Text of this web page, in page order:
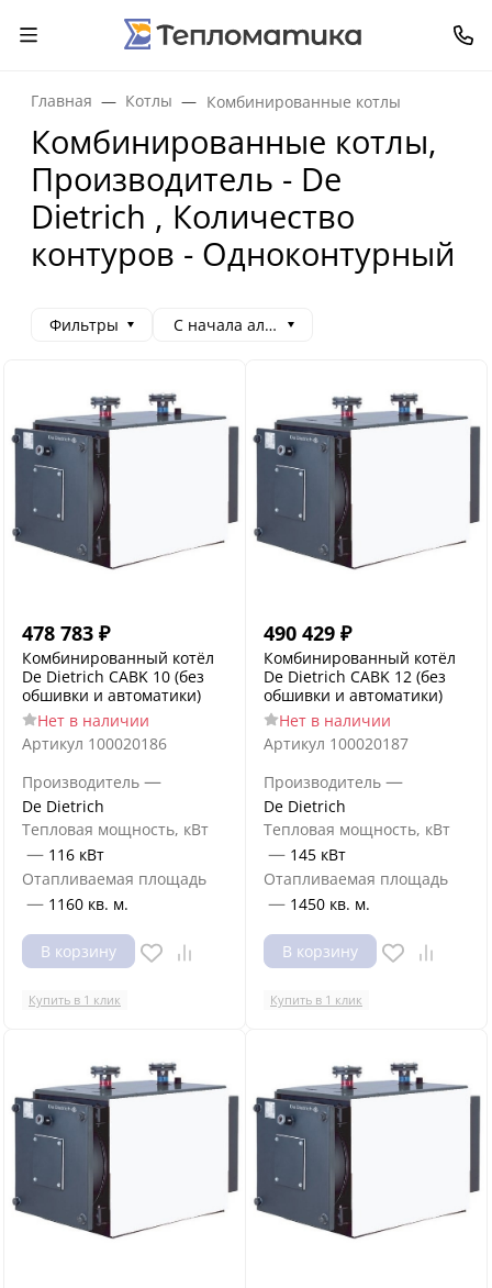
Главная Котлы Комбинированные котлы
Комбинированные котлы,
Производитель - De
Dietrich , Количество
контуров - Одноконтурный
Фильтры С начала алфавита
478 783 ₽
Комбинированный котёл
De Dietrich CABK 10 (без
обшивки и автоматики)
Нет в наличии
Артикул 100020186
Производитель —
De Dietrich
Тепловая мощность, кВт
— 116 кВт
Отапливаемая площадь
— 1160 кв. м.
В корзину
Купить в 1 клик
490 429 ₽
Комбинированный котёл
De Dietrich CABK 12 (без
обшивки и автоматики)
Нет в наличии
Артикул 100020187
Производитель —
De Dietrich
Тепловая мощность, кВт
— 145 кВт
Отапливаемая площадь
— 1450 кв. м.
В корзину
Купить в 1 клик